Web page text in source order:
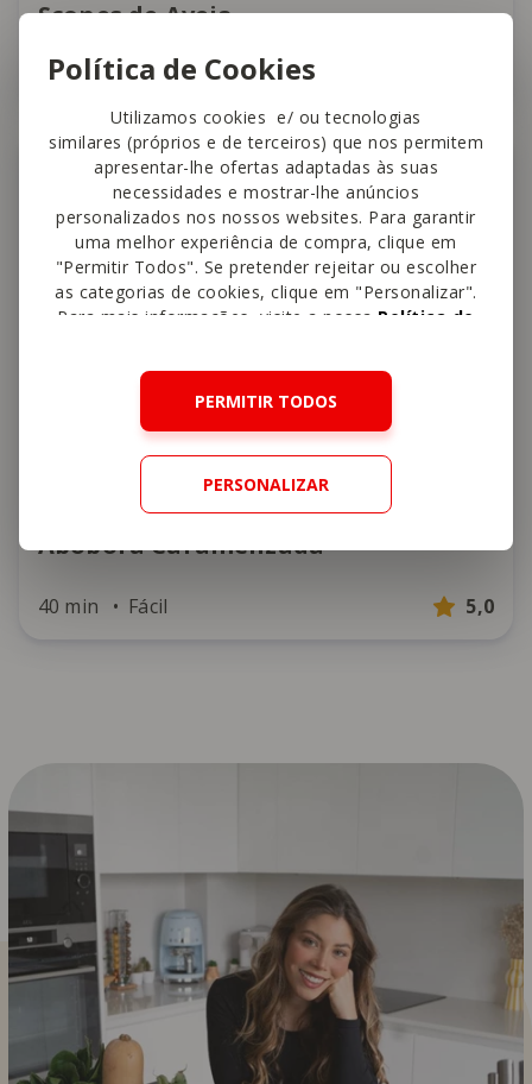
Política de Cookies
Utilizamos cookies e/ ou tecnologias
similares (próprios e de terceiros) que nos permitem
apresentar-lhe ofertas adaptadas às suas
necessidades e mostrar-lhe anúncios
personalizados nos nossos websites. Para garantir
uma melhor experiência de compra, clique em
"Permitir Todos". Se pretender rejeitar ou escolher
as categorias de cookies, clique em "Personalizar".
Para mais informações, visite a nossa Política de
PERMITIR TODOS
PERSONALIZAR
Scones de Aveia
45 min Fácil
Crianças
Abóbora Caramelizada
40 min Fácil 5,0